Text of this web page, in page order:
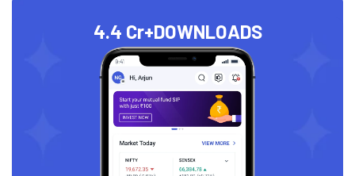
4.4 Cr+DOWNLOADS